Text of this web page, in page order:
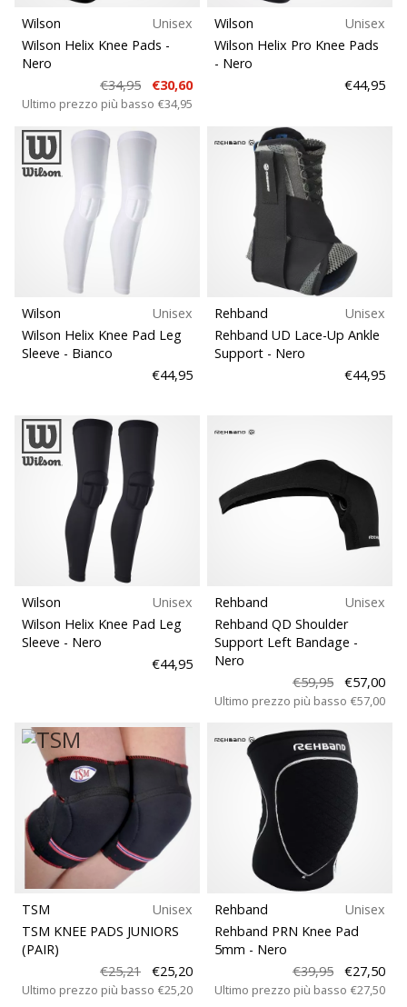
Wilson
Unisex
Wilson Helix Knee Pads -
Nero
€34,95
€30,60
Ultimo prezzo più basso €34,95
Wilson
Unisex
Wilson Helix Pro Knee Pads
- Nero
€44,95
Wilson
Unisex
Wilson Helix Knee Pad Leg
Sleeve - Bianco
€44,95
Rehband
Unisex
Rehband UD Lace-Up Ankle
Support - Nero
€44,95
Wilson
Unisex
Wilson Helix Knee Pad Leg
Sleeve - Nero
€44,95
Rehband
Unisex
Rehband QD Shoulder
Support Left Bandage -
Nero
€59,95
€57,00
Ultimo prezzo più basso €57,00
TSM
Unisex
TSM KNEE PADS JUNIORS
(PAIR)
€25,21
€25,20
Ultimo prezzo più basso €25,20
Rehband
Unisex
Rehband PRN Knee Pad
5mm - Nero
€39,95
€27,50
Ultimo prezzo più basso €27,50